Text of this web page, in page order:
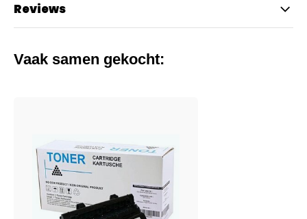
Reviews
Vaak samen gekocht: